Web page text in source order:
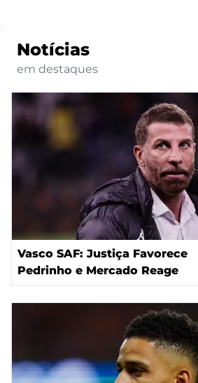
Notícias
em destaques
Vasco SAF: Justiça Favorece
Pedrinho e Mercado Reage